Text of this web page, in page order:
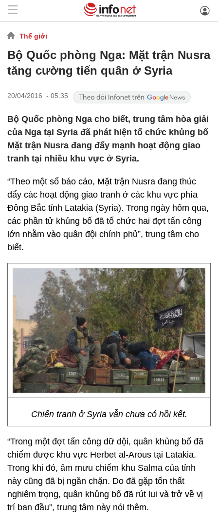
Thế giới
Bộ Quốc phòng Nga: Mặt trận Nusra
tăng cường tiến quân ở Syria
20/04/2016 - 05:35
Bộ Quốc phòng Nga cho biết, trung tâm hòa giải
của Nga tại Syria đã phát hiện tổ chức khủng bố
Mặt trận Nusra đang đẩy mạnh hoạt động giao
tranh tại nhiều khu vực ở Syria.
“Theo một số báo cáo, Mặt trận Nusra đang thúc
đẩy các hoạt động giao tranh ở các khu vực phía
Đông Bắc tỉnh Latakia (Syria). Trong ngày hôm qua,
các phần tử khủng bố đã tổ chức hai đợt tấn công
lớn nhằm vào quân đội chính phủ”, trung tâm cho
biết.
Chiến tranh ở Syria vẫn chưa có hồi kết.
“Trong một đợt tấn công dữ dội, quân khủng bố đã
chiếm được khu vực Herbet al-Arous tại Latakia.
Trong khi đó, âm mưu chiếm khu Salma của tỉnh
này cũng đã bị ngăn chặn. Do đã gặp tổn thất
nghiêm trọng, quân khủng bố đã rút lui và trở về vị
trí ban đầu”, trung tâm này nói thêm.